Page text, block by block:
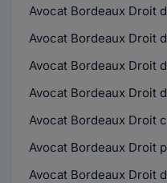
Avocat Bordeaux Droit
Avocat Bordeaux Droit
Avocat Bordeaux Droit
Avocat Bordeaux Droit
Avocat Bordeaux Droit
Avocat Bordeaux Droit
Avocat Bordeaux Droit